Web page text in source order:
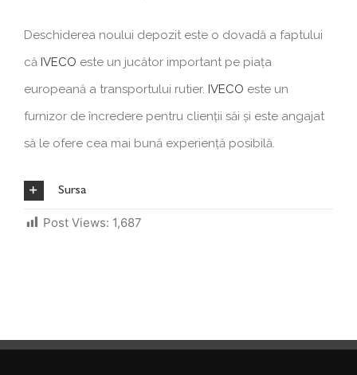
Deschiderea noului depozit este o dovadă a faptului
că IVECO este un jucător important pe piața
europeană a transportului rutier. IVECO este un
furnizor de încredere pentru clienții săi și este angajat
să le ofere cea mai bună experiență posibilă.
Sursa
Post Views: 1,687